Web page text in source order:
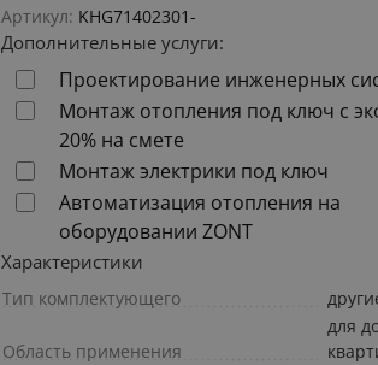
Артикул: KHG71402301-
Дополнительные услуги:
Проектирование инженерных
Монтаж отопления под ключ с
20% на смете
Монтаж электрики под ключ
Автоматизация отопления на
оборудовании ZONT
Характеристики
Тип комплектующего
Область применения
для